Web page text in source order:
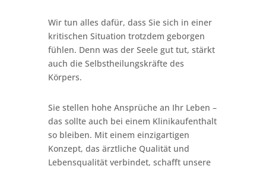
Wir tun alles dafür, dass Sie sich in einer
kritischen Situation trotzdem geborgen
fühlen. Denn was der Seele gut tut, stärkt
auch die Selbstheilungskräfte des
Körpers.
Sie stellen hohe Ansprüche an Ihr Leben –
das sollte auch bei einem Klinikaufenthalt
so bleiben. Mit einem einzigartigen
Konzept, das ärztliche Qualität und
Lebensqualität verbindet, schafft unsere